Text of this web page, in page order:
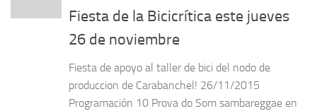
Fiesta de la Bicicrítica este jueves
26 de noviembre
Fiesta de apoyo al taller de bici del nodo de
produccion de Carabanchel! 26/11/2015
Programación 10 Prova do Som sambareggae en